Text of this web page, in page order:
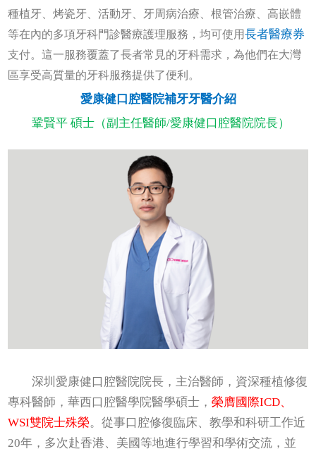
種植牙、烤瓷牙、活動牙、牙周病治療、根管治療、高嵌體
等在內的多項牙科門診醫療護理服務，均可使用長者醫療券
支付。這一服務覆蓋了長者常見的牙科需求，為他們在大灣
區享受高質量的牙科服務提供了便利。
愛康健口腔醫院補牙牙醫介紹
鞏賢平 碩士（副主任醫師/愛康健口腔醫院院長）
深圳愛康健口腔醫院院長，主治醫師，資深種植修復
專科醫師，華西口腔醫學院醫學碩士，榮膺國際ICD、
WSI雙院士殊榮。從事口腔修復臨床、教學和科研工作近
20年，多次赴香港、美國等地進行學習和學術交流，並